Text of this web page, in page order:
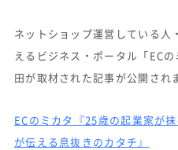
ネットショップ運営している人
えるビジネス・ポータル「EC
田が取材された記事が公開され
ECのミカタ『25歳の起業家が
が伝える息抜きのカタチ』